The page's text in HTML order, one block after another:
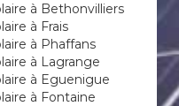
à Bethonvilliers
à Frais
à Phaffans
à Lagrange
à Eguenigue
à Fontaine